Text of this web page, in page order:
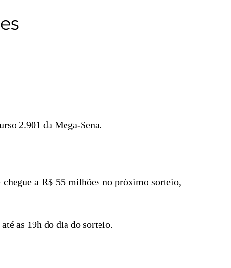
2.901 da Mega-Sena.
a R$ 55 milhões no próximo sorteio,
as 19h do dia do sorteio.